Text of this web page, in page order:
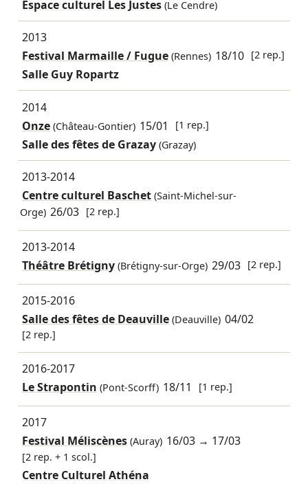
Espace culturel Les Justes (Le Cendre)
2013
Festival Marmaille / Fugue(Rennes) 18/10 [2 rep.]
Salle Guy Ropartz
2014
Onze(Château-Gontier) 15/01 [1 rep.]
Salle des fêtes de Grazay (Grazay)
2013-2014
Centre culturel Baschet(Saint-Michel-sur-
Orge) 26/03 [2 rep.]
2013-2014
Théâtre Brétigny(Brétigny-sur-Orge) 29/03 [2 rep.]
2015-2016
Salle des fêtes de Deauville(Deauville) 04/02
[2 rep.]
2016-2017
Le Strapontin (Pont-Scorff) 18/11 [1 rep.]
2017
Festival Méliscènes(Auray) 16/03 → 17/03
[2 rep. + 1 scol.]
Centre Culturel Athéna